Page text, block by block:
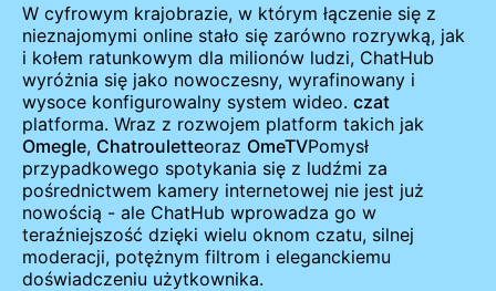
W cyfrowym krajobrazie, w którym łączenie się z
nieznajomymi online stało się zarówno rozrywką, jak
i kołem ratunkowym dla milionów ludzi, ChatHub
wyróżnia się jako nowoczesny, wyrafinowany i
wysoce konfigurowalny system wideo. czat
platforma. Wraz z rozwojem platform takich jak
Omegle, Chatrouletteoraz OmeTVPomysł
przypadkowego spotykania się z ludźmi za
pośrednictwem kamery internetowej nie jest już
nowością - ale ChatHub wprowadza go w
teraźniejszość dzięki wielu oknom czatu, silnej
moderacji, potężnym filtrom i eleganckiemu
doświadczeniu użytkownika.